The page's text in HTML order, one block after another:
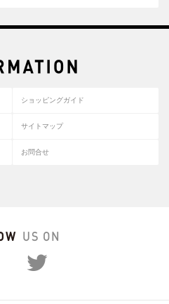
ショッピングガイド
サイトマップ
お問合せ